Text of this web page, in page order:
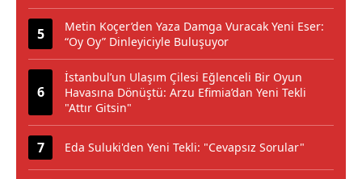
Metin Koçer’den Yaza Damga Vuracak Yeni Eser:
“Oy Oy” Dinleyiciyle Buluşuyor
İstanbul’un Ulaşım Çilesi Eğlenceli Bir Oyun
Havasına Dönüştü: Arzu Efimia’dan Yeni Tekli
"Attır Gitsin"
Eda Suluki'den Yeni Tekli: "Cevapsız Sorular"